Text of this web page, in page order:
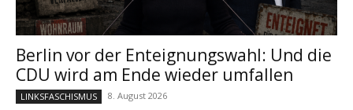
Berlin vor der Enteignungswahl: Und die
CDU wird am Ende wieder umfallen
LINKSFASCHISMUS 8. August 2026